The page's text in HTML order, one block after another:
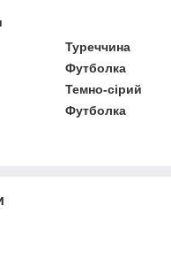
Туреччина
Футболка
Темно-сірий
Футболка